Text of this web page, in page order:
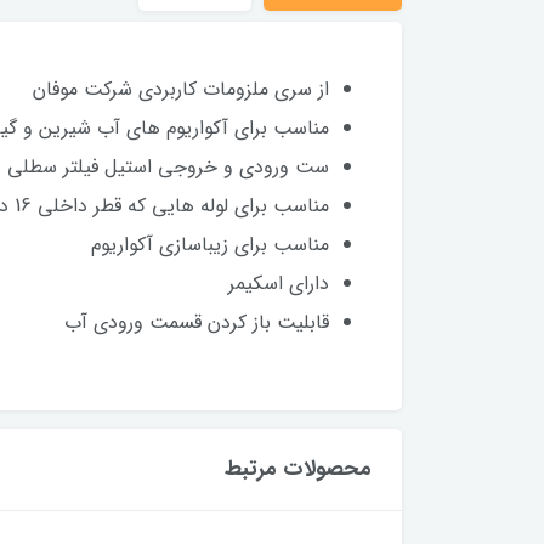
از سری ملزومات کاربردی شرکت موفان
مناسب برای آکواریوم های آب شیرین و
ست ورودی و خروجی استیل فیلتر سطلی
مناسب برای لوله هایی که قطر داخلی 16 داشته باشند
مناسب برای زیباسازی آکواریوم
دارای اسکیمر
قابلیت باز کردن قسمت ورودی آب
محصولات مرتبط